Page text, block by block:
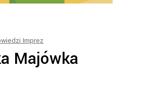
Imprez
Majówka